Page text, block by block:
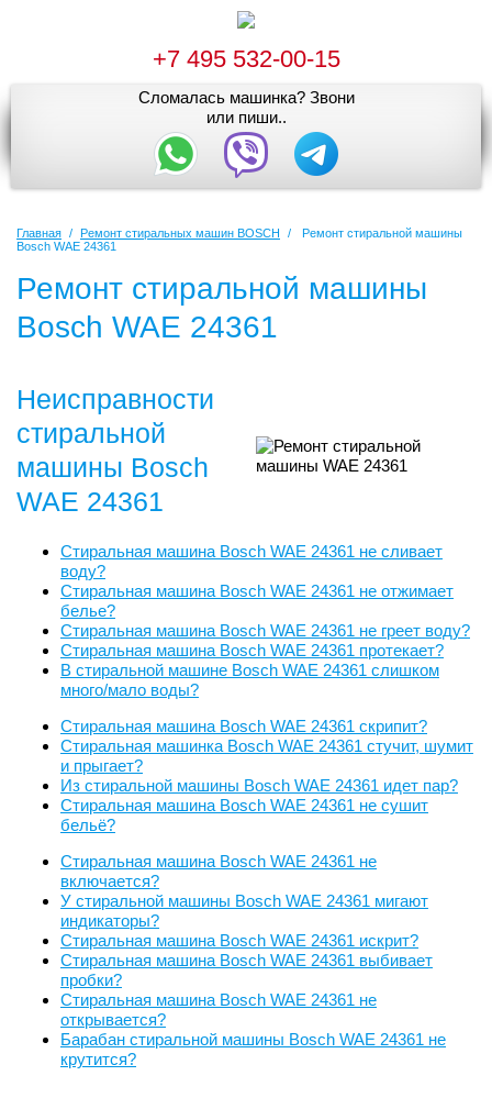
+7 495 532-00-15
Сломалась машинка? Звони
или пиши..
Главная / Ремонт стиральных машин BOSCH /
Ремонт стиральной машины
Bosch WAE 24361
Ремонт стиральной машины
Bosch WAE 24361
Неисправности
стиральной
машины Bosch
WAE 24361
Стиральная машина Bosch WAE 24361 не сливает
воду?
Стиральная машина Bosch WAE 24361 не отжимает
белье?
Стиральная машина Bosch WAE 24361 не греет воду?
Стиральная машина Bosch WAE 24361 протекает?
В стиральной машине Bosch WAE 24361 слишком
много/мало воды?
Стиральная машина Bosch WAE 24361 скрипит?
Стиральная машинка Bosch WAE 24361 стучит, шумит
и прыгает?
Из стиральной машины Bosch WAE 24361 идет пар?
Стиральная машина Bosch WAE 24361 не сушит
бельё?
Стиральная машина Bosch WAE 24361 не
включается?
У стиральной машины Bosch WAE 24361 мигают
индикаторы?
Стиральная машина Bosch WAE 24361 искрит?
Стиральная машина Bosch WAE 24361 выбивает
пробки?
Стиральная машина Bosch WAE 24361 не
открывается?
Барабан стиральной машины Bosch WAE 24361 не
крутится?